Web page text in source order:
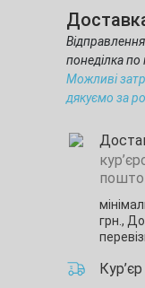
понеділка
Можливі
дякуємо за
грн.,